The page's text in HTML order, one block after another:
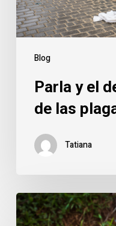
Blog
plagas
urbanas
Parla y el
de las
Tatiana
Parla
bajo